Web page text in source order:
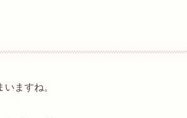
ますね。